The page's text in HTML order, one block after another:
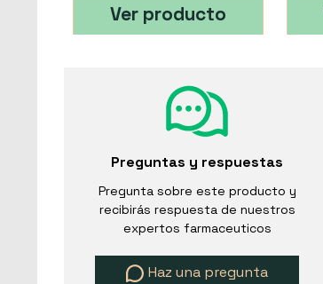
Ver producto
Preguntas y respuestas
Pregunta sobre este producto y
recibirás respuesta de nuestros
expertos farmaceuticos
Haz una pregunta